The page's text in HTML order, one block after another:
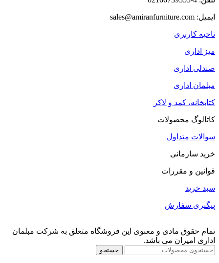
ایمیل: sales@amiranfurniture.com
ناحیه کاربری
میز اداری
صندلی اداری
مبلمان اداری
کتابخانه، کمد و لاکر
کاتالوگ محصولات
سوالات متداول
خرید سازمانی
قوانین و مقررات
سبد خرید
پیگیری سفارش
تمام حقوق مادی و معنوی این فروشگاه متعلق به شرکت مبلمان
اداری امیران می باشد.
جستجو